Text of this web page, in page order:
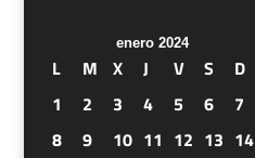
enero 2024
L M X J V S
D
1
2 3 4 5 6
7
8
9 10 11 12 13 14